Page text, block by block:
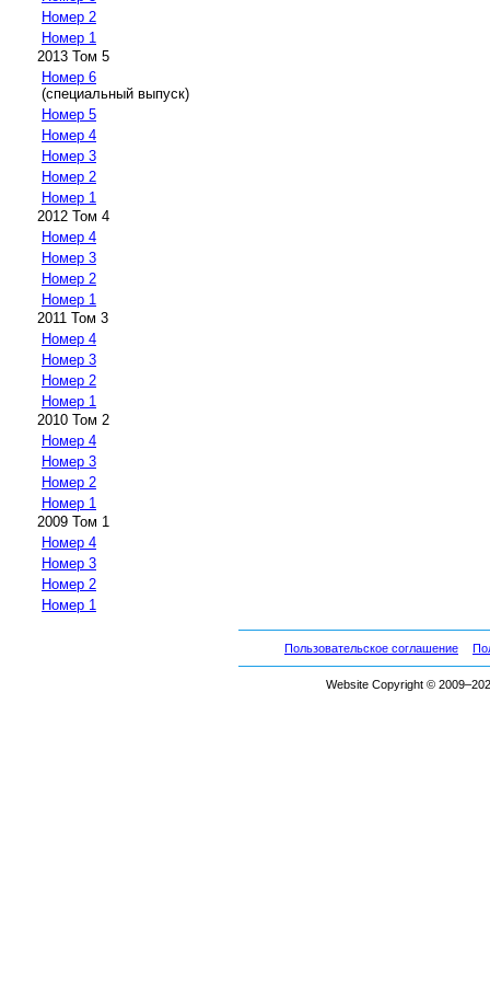
Номер 2
Номер 1
2013 Том 5
Номер 6
(специальный выпуск)
Номер 5
Номер 4
Номер 3
Номер 2
Номер 1
2012 Том 4
Номер 4
Номер 3
Номер 2
Номер 1
2011 Том 3
Номер 4
Номер 3
Номер 2
Номер 1
2010 Том 2
Номер 4
Номер 3
Номер 2
Номер 1
2009 Том 1
Номер 4
Номер 3
Номер 2
Номер 1
Пользовательское соглашение
Website Copyright ©